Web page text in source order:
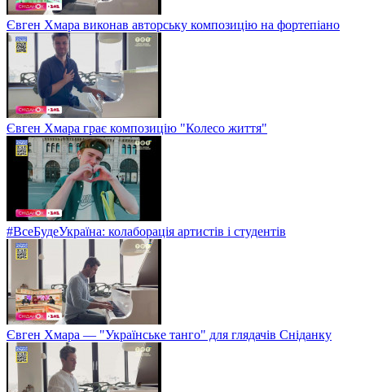
Євген Хмара виконав авторську композицію на фортепіано
Євген Хмара грає композицію "Колесо життя"
#ВсеБудеУкраїна: колаборація артистів і студентів
Євген Хмара — "Українське танго" для глядачів Сніданку